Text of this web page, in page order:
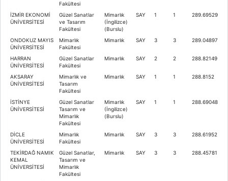
Fakültesi
İZMİR EKONOMİ
ÜNİVERSİTESİ
Güzel Sanatlar
ve Tasarım
Fakültesi
Mimarlık
(İngilizce)
(Burslu)
SAY 1 1 289.69529
ONDOKUZ MAYIS
ÜNİVERSİTESİ
Mimarlık
Fakültesi
Mimarlık SAY 3 3 289.04897
HARRAN
ÜNİVERSİTESİ
Güzel Sanatlar
Fakültesi
Mimarlık SAY 2 2 288.82149
AKSARAY
ÜNİVERSİTESİ
Mimarlık ve
Tasarım
Fakültesi
Mimarlık SAY 1 1 288.8152
İSTİNYE
ÜNİVERSİTESİ
Güzel Sanatlar
Tasarım ve
Mimarlık
Fakültesi
Mimarlık
(İngilizce)
(Burslu)
SAY 1 1 288.69048
DİCLE
ÜNİVERSİTESİ
Mimarlık
Fakültesi
Mimarlık SAY 3 3 288.61952
TEKİRDAĞ NAMIK
KEMAL
ÜNİVERSİTESİ
Güzel Sanatlar,
Tasarım ve
Mimarlık
Fakültesi
Mimarlık SAY 3 3 288.45781